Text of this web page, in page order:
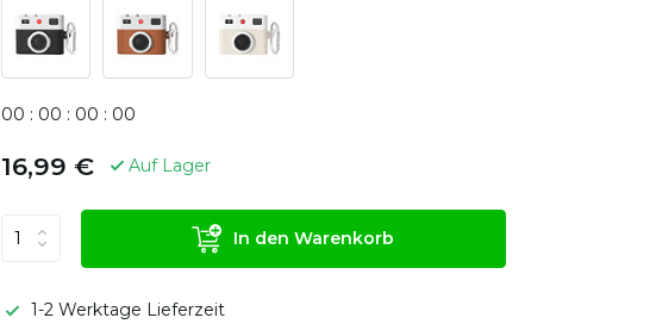
00 : 00 : 00 : 00
16,99 € Auf Lager
In den Warenkorb
1-2 Werktage Lieferzeit